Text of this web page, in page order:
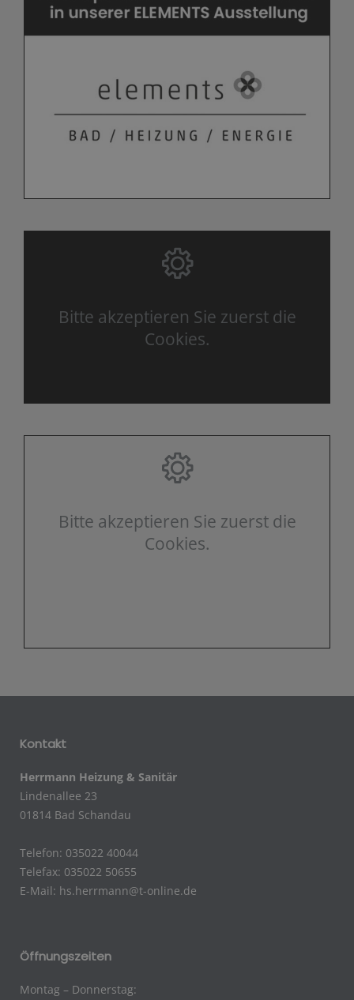
Bitte akzeptieren Sie zuerst die
Cookies.
Bitte akzeptieren Sie zuerst die
Cookies.
Kontakt
Herrmann Heizung & Sanitär
Lindenallee 23
01814 Bad Schandau
Telefon: 035022 40044
Telefax: 035022 50655
E-Mail: hs.herrmann@t-online.de
Öffnungszeiten
Montag – Donnerstag: